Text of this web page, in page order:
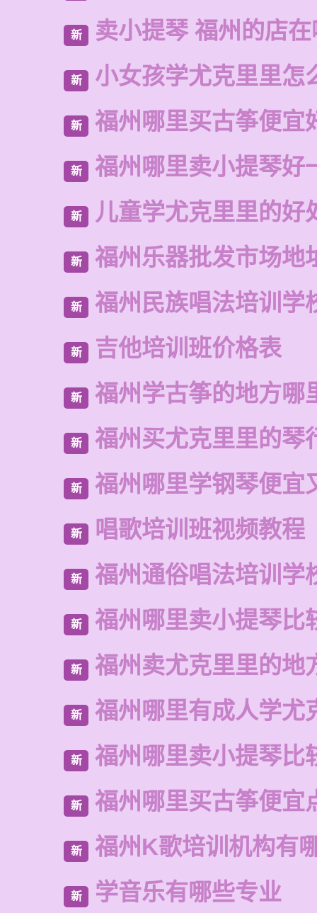
新 卖小提琴 福州的店
新 小女孩学尤克里里怎
新 福州哪里买古筝便宜
新 福州哪里卖小提琴好
新 儿童学尤克里里的好
新 福州乐器批发市场地
新 福州民族唱法培训学
新 吉他培训班价格表
新 福州学古筝的地方哪
新 福州买尤克里里的琴
新 福州哪里学钢琴便宜
新 唱歌培训班视频教程
新 福州通俗唱法培训学
新 福州哪里卖小提琴比
新 福州卖尤克里里的地
新 福州哪里有成人学尤
新 福州哪里卖小提琴比
新 福州哪里买古筝便宜
新 福州K歌培训机构有
新 学音乐有哪些专业